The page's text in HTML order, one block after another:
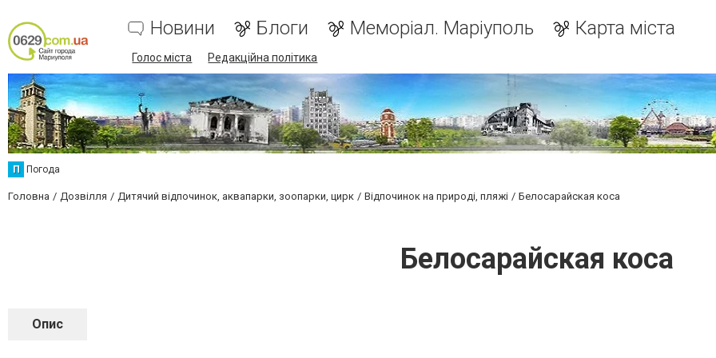
Новини Блоги Меморіал. Маріуполь Карта міста
Голос міста Редакційна політика
П Погода
Головна Дозвілля Дитячий відпочинок, аквапарки, зоопарки, цирк Відпочинок на природі, пляжі Белосарайская коса
Белосарайская коса
Опис